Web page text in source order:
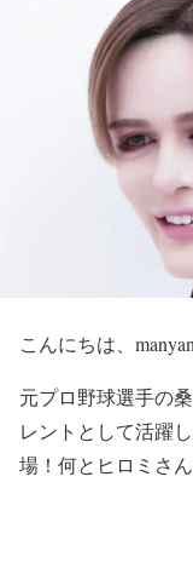
こんにちは、
元プロ野球選手の
レントとして活躍
場！何と ヒロミさ